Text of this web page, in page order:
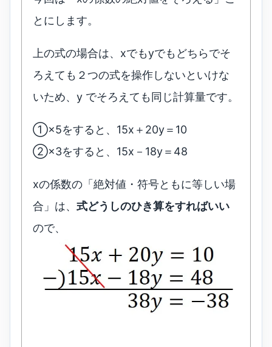
とにします。
上の式の場合は、xでもyでもどちらでそ
ろえても２つの式を操作しないといけな
いため、y でそろえても同じ計算量です。
①×5をすると、15x＋20y＝10
②×3をすると、15x－18y＝48
xの係数の「絶対値・符号ともに等しい場
合」は、 式どうしのひき算をすればいい
ので、